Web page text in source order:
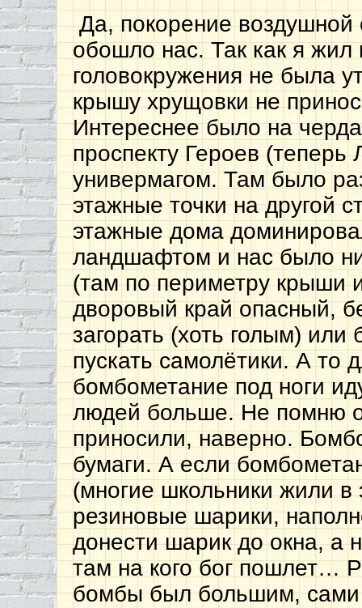
Да, покорение
обошло нас. Так как я
головокружения не была
крышу хрущовки не
Интереснее было на
проспекту Героев (теперь
универмагом. Там было
этажные точки на другой
этажные дома
ландшафтом и нас было
(там по периметру крыши
дворовый край опасный,
загорать (хоть голым)
пускать самолётики. А то
бомбометание под ноги
людей больше. Не помню
приносили, наверно.
бумаги. А если
(многие школьники жили в
резиновые шарики,
донести шарик до окна, а
там на кого бог пошлет…
бомбы был большим, сами